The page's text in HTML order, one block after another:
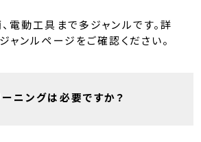
電動工具まで多ジャンルです。詳
ャンルページをご確認ください。
ニングは必要ですか？